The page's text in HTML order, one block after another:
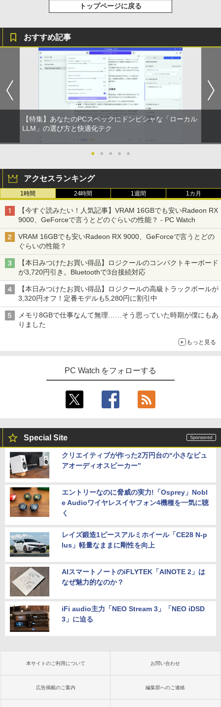
￥20,750
【いたわりセット付き】1年をおいしくす
こやかに過ごす養生手帳2027 （インプレ
ス手帳2027） [ 久保奈穂実 ]
￥3,080
【中古】HUNTER×HUNTER(ハンターハ
ンター)/漫画全巻セット◆C≪1〜39巻
（既刊）≫【即納】【コンビニ受取/郵便
局受取対応】
￥14,990
【2026年アップグレード版】AOKIMI ワイヤ
レスイヤホン bluetooth イヤホン V12 小型
軽量 ブルートゥースHi-Fi 最大36時間再生 ぶ
るーとゅーす コードレス ENCノイズキャン
セリング 自動ペアリング Type-C充電 マイク
付き 防水 タッチ式音量調整 スポーツ/通勤/通
学/WEB会議(ホワイト)
￥1,964
Xiaomi シャオミ REDMI Buds 8 Lite ワイヤ
レスイヤホン Bluetooth 5.4 ノイズキャンセ
￥3,480
￥250
On My Road (Stadium ver.)
￥250
BUGS LIFE
￥250
￥1,117
by Amazon 炭酸水 ラベルレス 500ml ×24本
強炭酸水 ペットボトル 500ミリリットル (Sm
art Basic)
￥1,625
【Amazon.co.jp限定】 伊藤園 磨かれて、澄
みきった日本の水 2L 8本 ラベルレス [ ケース
] [ 水分補給 ]
￥594
HUNTER×HUNTER モノクロ版 39 (ジャンプ
コミックスDIGITAL)
￥572
スーパーの裏でヤニ吸うふたり 9巻 (デジタル
版ビッグガンガンコミックス)
￥810
トップページに戻る
おすすめ記事
【特集】あなたのPCスペックにドンピシャな「ローカル
LLM」の選び方と快適化テク
● ● ● ● ●
アクセスランキング
1時間 24時間 1週間 1カ月
【今すぐ読みたい！人気記事】VRAM 16GBでも安いRadeon RX
9000、GeForceで言うとどのぐらいの性能？ - PC Watch
VRAM 16GBでも安いRadeon RX 9000、GeForceで言うとどの
ぐらいの性能？
【本日みつけたお買い得品】ロジクールのコンパクトキーボード
が3,720円引き。Bluetoothで3台接続対応
【本日みつけたお買い得品】ロジクールの高級トラックボールが
3,320円オフ！定番モデルも5,280円に割引中
メモリ8GBで仕事なんて無理……そう思っていた時期が僕にもあ
りました
もっと見る
PC Watch をフォローする
Special Site
クリエイティブが作った2万円台の“小さなピュ
アオーディオスピーカー”
エントリーなのに脅威の実力!「Osprey」Nobl
e Audioワイヤレスイヤフォン4機種を一気に聴
く
レイズ鍛造1ピースアルミホイール「CE28 N-p
lus」軽量なままに剛性を向上
AIスマートノートのiFLYTEK「AINOTE 2」は
なぜ魅力的なのか？
iFi audio主力「NEO Stream 3」「NEO iDSD
3」に迫る
本サイトのご利用について お問い合わせ
広告掲載のご案内 編集部へのご連絡